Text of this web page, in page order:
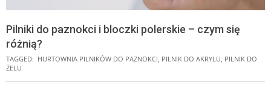
Pilniki do paznokci i bloczki polerskie – czym się
różnią?
TAGGED: HURTOWNIA PILNIKÓW DO PAZNOKCI PILNIK DO AKRYLU PILNIK DO
ŻELU